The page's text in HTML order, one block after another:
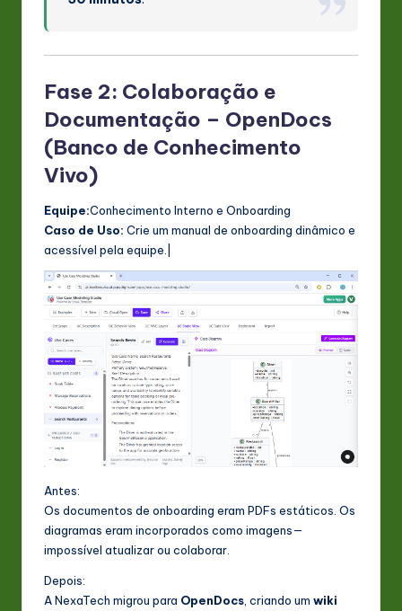
Fase 2: Colaboração e
Documentação – OpenDocs
(Banco de Conhecimento
Vivo)
Equipe:Conhecimento Interno e Onboarding
Caso de Uso: Crie um manual de onboarding dinâmico e
acessível pela equipe.|
Antes:
Os documentos de onboarding eram PDFs estáticos. Os
diagramas eram incorporados como imagens—
impossível atualizar ou colaborar.
Depois:
A NexaTech migrou para OpenDocs , criando um wiki